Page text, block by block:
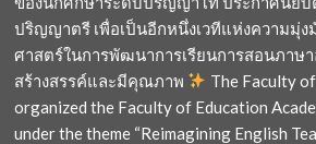
ปริญญาตรี เพื่อเป็นอีกหนึ่งเวทีแห่งความมุ่
ศาสตร์ในการพัฒนาการเรียนการสอนภาษ
สร้างสรรค์และมีคุณภาพ
The Faculty
organized the Faculty of Education
under the theme “Reimagining English